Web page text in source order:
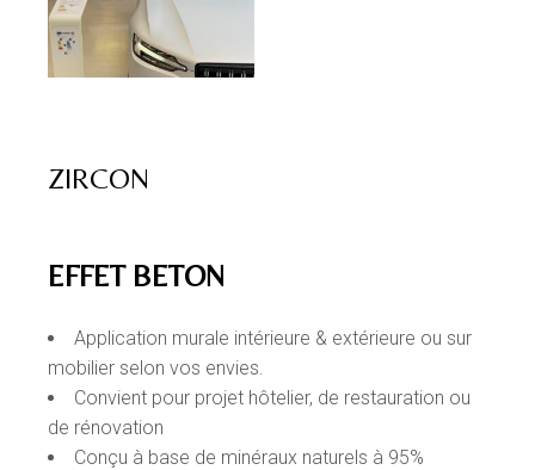
ZIRCON
EFFET BETON
Application murale intérieure & extérieure ou sur
mobilier selon vos envies.
Convient pour projet hôtelier, de restauration ou
de rénovation
Conçu à base de minéraux naturels à 95%